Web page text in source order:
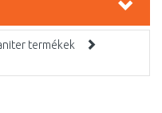
termékek